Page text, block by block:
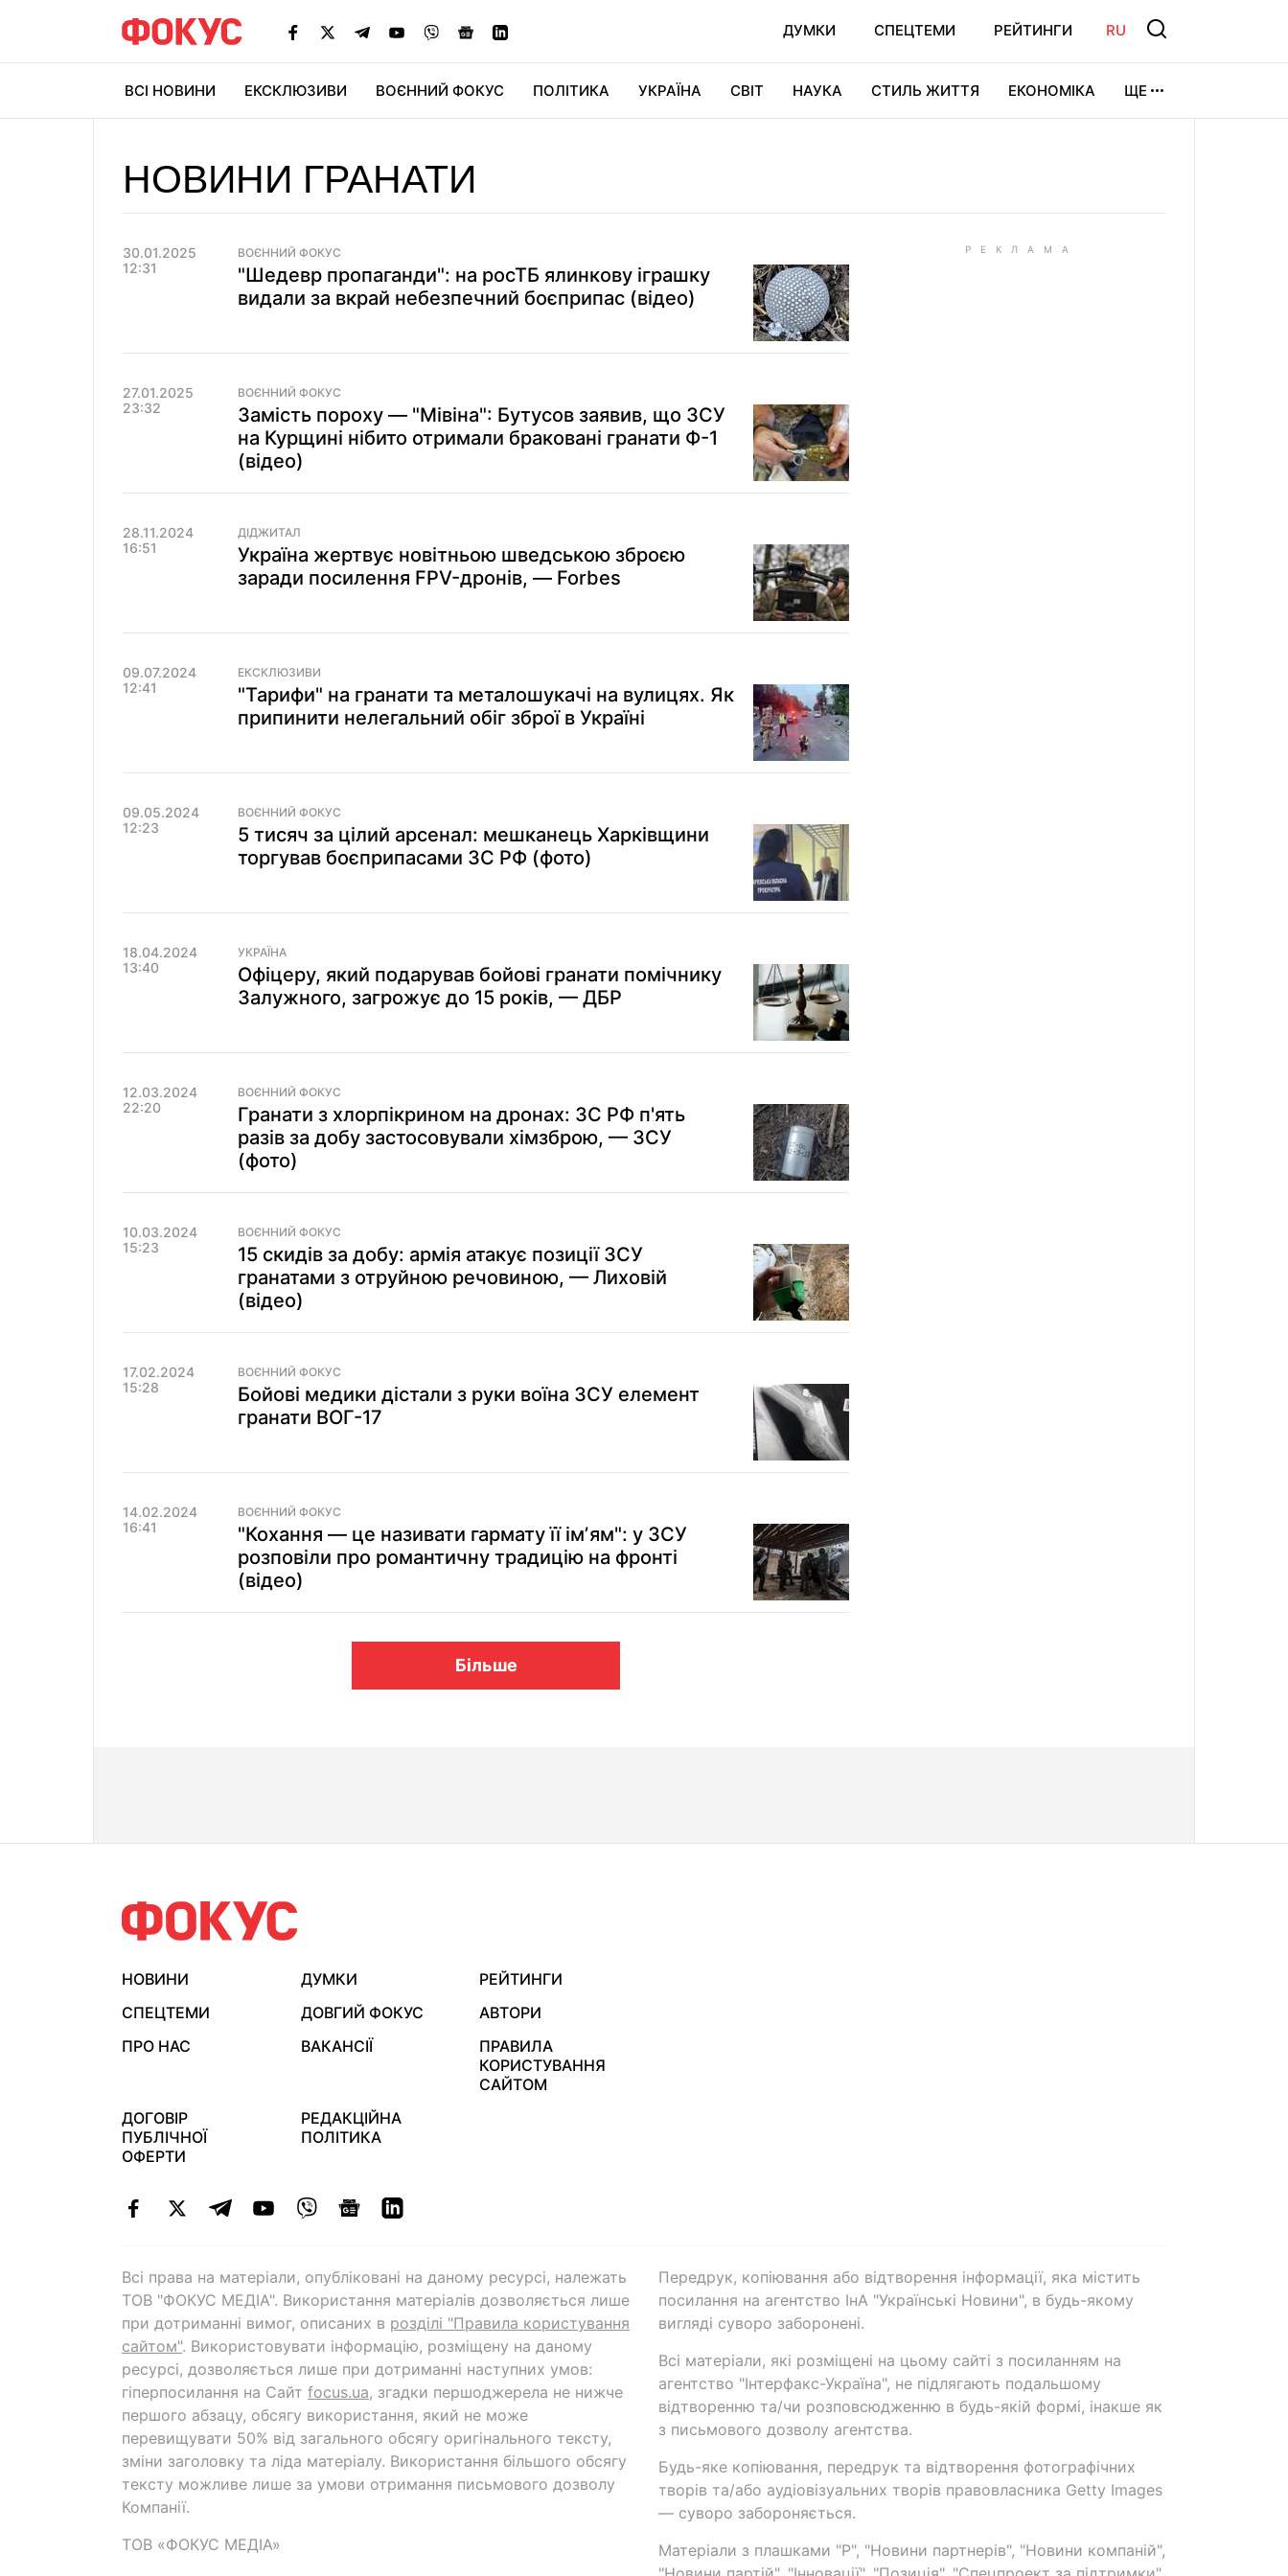
ДУМКИ СПЕЦТЕМИ РЕЙТИНГИ RU
ВСІ НОВИНИ ЕКСКЛЮЗИВИ ВОЄННИЙ ФОКУС ПОЛІТИКА УКРАЇНА СВІТ НАУКА СТИЛЬ ЖИТТЯ ЕКОНОМІКА ЩЕ
НОВИНИ ГРАНАТИ
30.01.2025
12:31
ВОЄННИЙ ФОКУС
"Шедевр пропаганди": на росТБ ялинкову іграшку
видали за вкрай небезпечний боєприпас (відео)
27.01.2025
23:32
ВОЄННИЙ ФОКУС
Замість пороху — "Мівіна": Бутусов заявив, що ЗСУ
на Курщині нібито отримали браковані гранати Ф-1
(відео)
28.11.2024
16:51
ДІДЖИТАЛ
Україна жертвує новітньою шведською зброєю
заради посилення FPV-дронів, — Forbes
09.07.2024
12:41
ЕКСКЛЮЗИВИ
"Тарифи" на гранати та металошукачі на вулицях. Як
припинити нелегальний обіг зброї в Україні
09.05.2024
12:23
ВОЄННИЙ ФОКУС
5 тисяч за цілий арсенал: мешканець Харківщини
торгував боєприпасами ЗС РФ (фото)
18.04.2024
13:40
УКРАЇНА
Офіцеру, який подарував бойові гранати помічнику
Залужного, загрожує до 15 років, — ДБР
12.03.2024
22:20
ВОЄННИЙ ФОКУС
Гранати з хлорпікрином на дронах: ЗС РФ п'ять
разів за добу застосовували хімзброю, — ЗСУ
(фото)
10.03.2024
15:23
ВОЄННИЙ ФОКУС
15 скидів за добу: армія атакує позиції ЗСУ
гранатами з отруйною речовиною, — Лиховій
(відео)
17.02.2024
15:28
ВОЄННИЙ ФОКУС
Бойові медики дістали з руки воїна ЗСУ елемент
гранати ВОГ-17
14.02.2024
16:41
ВОЄННИЙ ФОКУС
"Кохання — це називати гармату її імʼям": у ЗСУ
розповіли про романтичну традицію на фронті
(відео)
Більше
НОВИНИ ДУМКИ
РЕЙТИНГИ
СПЕЦТЕМИ
ДОВГИЙ ФОКУС
АВТОРИ
ПРО НАС
ВАКАНСІЇ
ПРАВИЛА
КОРИСТУВАННЯ
САЙТОМ
ДОГОВІР
ПУБЛІЧНОЇ
ОФЕРТИ
РЕДАКЦІЙНА
ПОЛІТИКА
Всі права на матеріали, опубліковані на даному ресурсі, належать
ТОВ "ФОКУС МЕДІА". Використання матеріалів дозволяється лише
при дотриманні вимог, описаних в розділі "Правила користування
сайтом". Використовувати інформацію, розміщену на даному
ресурсі, дозволяється лише при дотриманні наступних умов:
гіперпосилання на Cайт focus.ua, згадки першоджерела не нижче
першого абзацу, обсягу використання, який не може
перевищувати 50% від загального обсягу оригінального тексту,
зміни заголовку та ліда матеріалу. Використання більшого обсягу
тексту можливе лише за умови отримання письмового дозволу
Компанії.
ТОВ «ФОКУС МЕДІА»
Передрук, копіювання або відтворення інформації, яка містить
посилання на агентство ІнА "Українські Новини", в будь-якому
вигляді суворо заборонені.
Всі матеріали, які розміщені на цьому сайті з посиланням на
агентство "Інтерфакс-Україна", не підлягають подальшому
відтворенню та/чи розповсюдженню в будь-якій формі, інакше як
з письмового дозволу агентства.
Будь-яке копіювання, передрук та відтворення фотографічних
творів та/або аудіовізуальних творів правовласника Getty Images
— суворо забороняється.
Матеріали з плашками "Р", "Новини партнерів", "Новини компаній",